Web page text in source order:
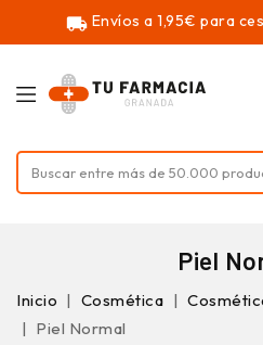
local_shipping Envíos a 1,95€ para
Piel
Inicio Cosmética
Piel Normal